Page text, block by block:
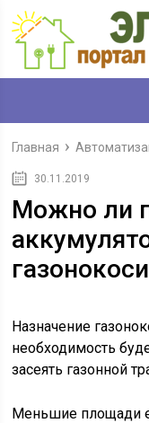
Главная
30.11.2019
Можно ли
Назначение
необходимость
засеять газонной
Меньшие площади